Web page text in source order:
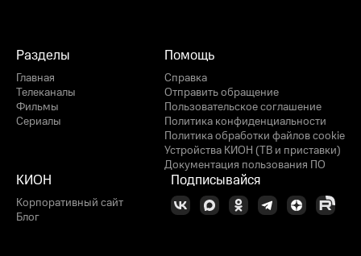
Разделы
Главная
Телеканалы
Фильмы
Сериалы
Помощь
Справка
Отправить обращение
Пользовательское соглашение
Политика конфиденциальности
Политика обработки файлов cookie
Устройства КИОН (ТВ и приставки)
Документация пользования ПО
КИОН
Корпоративный сайт
Блог
Подписывайся